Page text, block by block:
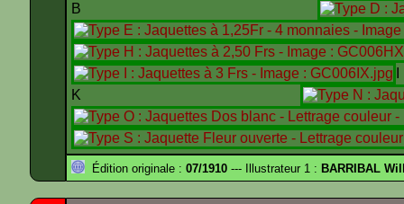
B
K
Édition originale : 07/1910 --- Illustrateur 1 : BARRIBAL